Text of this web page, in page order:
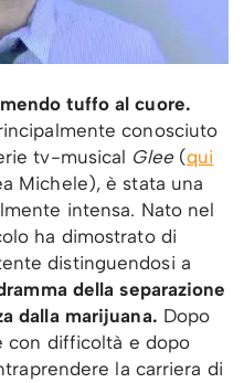
tuffo al cuore.
conosciuto
tv-musical Glee(qui
Michele), è stata una
intensa. Nato nel
ha dimostrato di
distinguendosi a
della separazione
dalla marijuana. Dopo
con difficoltà e dopo
la carriera di